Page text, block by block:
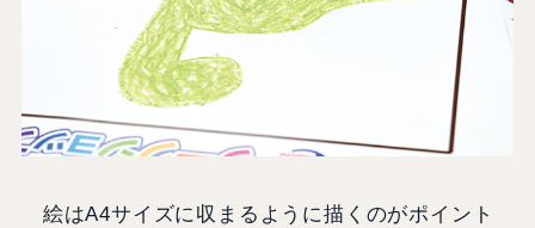
絵はA4サイズに収まるように描くのがポイント